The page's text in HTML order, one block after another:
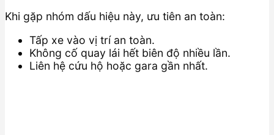
Khi gặp nhóm dấu hiệu này, ưu tiên an toàn:
Tấp xe vào vị trí an toàn.
Không cố quay lái hết biên độ nhiều lần.
Liên hệ cứu hộ hoặc gara gần nhất.